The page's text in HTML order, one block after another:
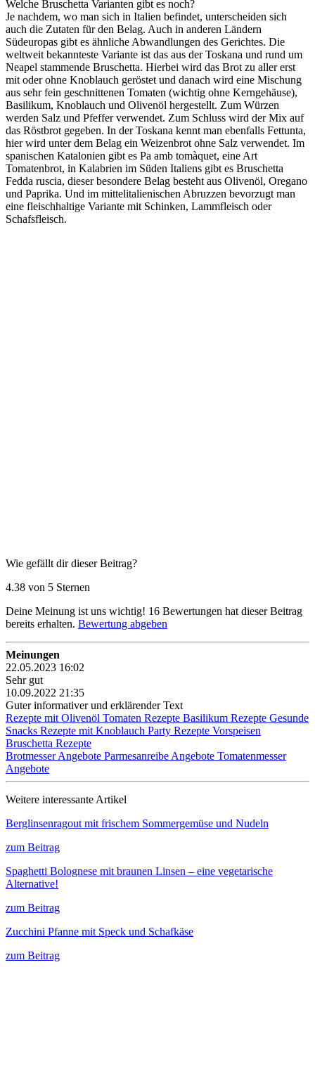
Welche Bruschetta Varianten gibt es noch?
Je nachdem, wo man sich in Italien befindet, unterscheiden sich
auch die Zutaten für den Belag. Auch in anderen Ländern
Südeuropas gibt es ähnliche Abwandlungen des Gerichtes. Die
weltweit bekannteste Variante ist das aus der Toskana und rund um
Neapel stammende Bruschetta. Hierbei wird das Brot zu aller erst
mit oder ohne Knoblauch geröstet und danach wird eine Mischung
aus sehr fein geschnittenen Tomaten (wichtig ohne Kerngehäuse),
Basilikum, Knoblauch und Olivenöl hergestellt. Zum Würzen
werden Salz und Pfeffer verwendet. Zum Schluss wird der Mix auf
das Röstbrot gegeben. In der Toskana kennt man ebenfalls Fettunta,
hier wird unter dem Belag ein Weizenbrot ohne Salz verwendet. Im
spanischen Katalonien gibt es Pa amb tomàquet, eine Art
Tomatenbrot, in Kalabrien im Süden Italiens gibt es Bruschetta
Fedda ruscia, dieser besondere Belag besteht aus Olivenöl, Oregano
und Paprika. Und im mittelitalienischen Abruzzen bevorzugt man
eine fleischhaltige Variante mit Schinken, Lammfleisch oder
Schafsfleisch.
Wie gefällt dir dieser Beitrag?
4.38 von 5 Sternen
Deine Meinung ist uns wichtig! 16 Bewertungen hat dieser Beitrag
bereits erhalten. Bewertung abgeben
Meinungen
22.05.2023 16:02
Sehr gut
10.09.2022 21:35
Guter informativer und erklärender Text
Rezepte mit Olivenöl Tomaten Rezepte Basilikum Rezepte Gesunde
Snacks Rezepte mit Knoblauch Party Rezepte Vorspeisen
Bruschetta Rezepte
Brotmesser Angebote Parmesanreibe Angebote Tomatenmesser
Angebote
Weitere interessante Artikel
Berglinsenragout mit frischem Sommergemüse und Nudeln
zum Beitrag
Spaghetti Bolognese mit braunen Linsen – eine vegetarische
Alternative!
zum Beitrag
Zucchini Pfanne mit Speck und Schafkäse
zum Beitrag